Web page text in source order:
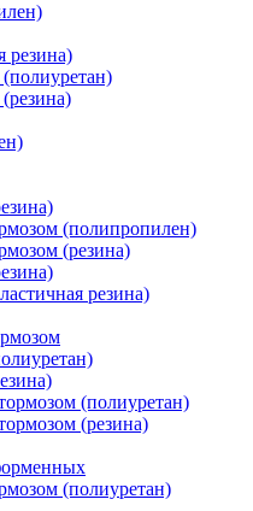
резина)
(полипропилен)
(резина)
резина)
(полиуретан)
(резина)
(полиуретан)